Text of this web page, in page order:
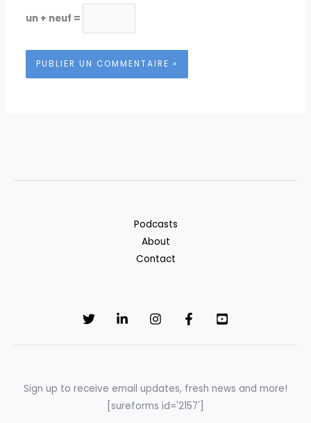
un + neuf =
Podcasts
About
Contact
Sign up to receive email updates, fresh news and more!
[sureforms id='2157']